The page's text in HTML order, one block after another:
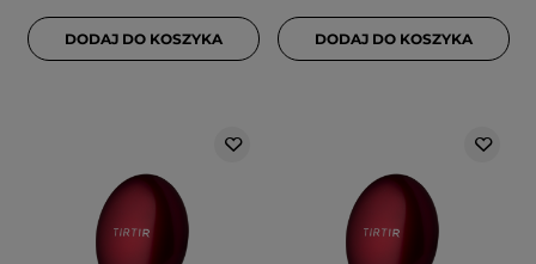
DODAJ DO KOSZYKA DODAJ DO KOSZYKA